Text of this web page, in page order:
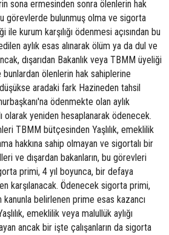
sona ermesinden sonra ölenlerin hak
görevlerde bulunmuş olma ve sigorta
kurum karşılığı ödenmesi açısından bu
aylık esas alınarak ölüm ya da dul ve
dışarıdan Bakanlık veya TBMM üyeliği
ölenlerin hak sahiplerine
aradaki fark Hazineden tahsil
ödenmekte olan aylık
yeniden hesaplanarak ödenecek.
TBMM bütçesinden Yaşlılık, emeklilik
hakkına sahip olmayan ve sigortalı bir
ve dışardan bakanların, bu görevleri
primi, 4 yıl boyunca, bir defaya
karşılanacak. Ödenecek sigorta primi,
kanunla belirlenen prime esas kazancı
emeklilik veya malullük aylığı
ancak bir işte çalışanların da sigorta